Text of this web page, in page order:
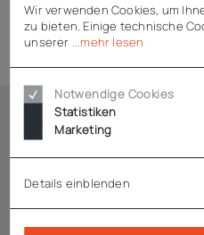
Technische Daten
Ähnliche Artikel
Wir verwenden Cookies, um
zu bieten. Einige technische
unserer
...mehr lesen
Notwendige Cookies
Statistiken
Marketing
Details einblenden